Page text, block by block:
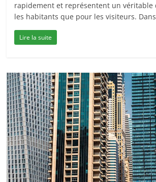
rapidement et représentent un véritable
les habitants que pour les visiteurs.
Lire la suite